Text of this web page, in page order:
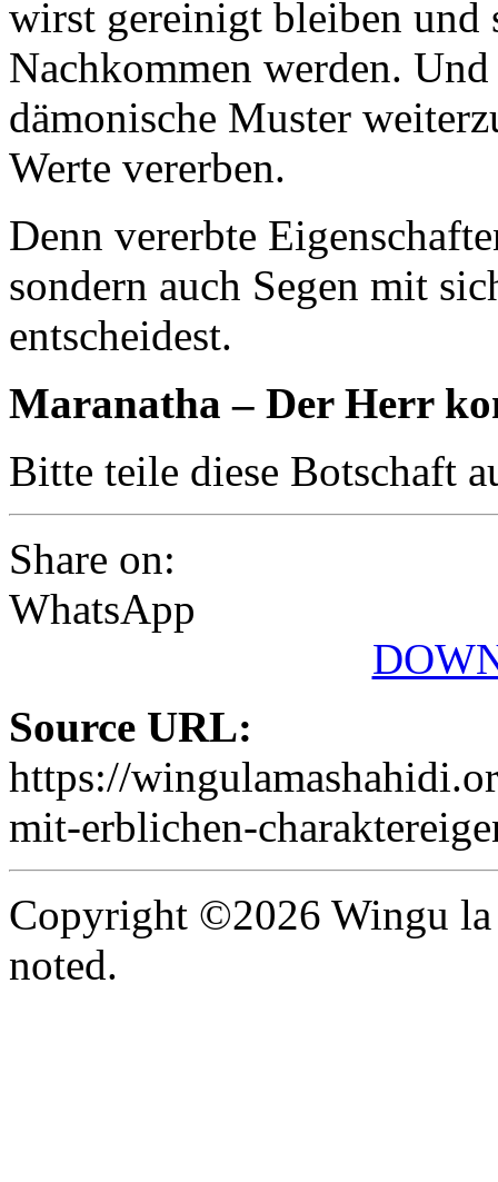
wirst gereinigt bleiben und
Nachkommen werden.
dämonische Muster
Werte vererben.
Denn vererbte
sondern auch Segen mit
entscheidest.
Maranatha – Der Herr
Bitte teile diese Botschaft
Share on:
WhatsApp
Source URL:
https://
mit-erblichen-
Copyright ©2026 Wingu la
noted.